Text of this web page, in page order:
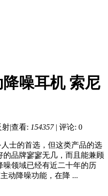
噪耳机 索尼
射|查看: 154357| 评论: 0
士的首选，但这类产品的选
品牌寥寥无几，而且能兼顾
领域已经有近二十年的历
动降噪功能，在降 ...